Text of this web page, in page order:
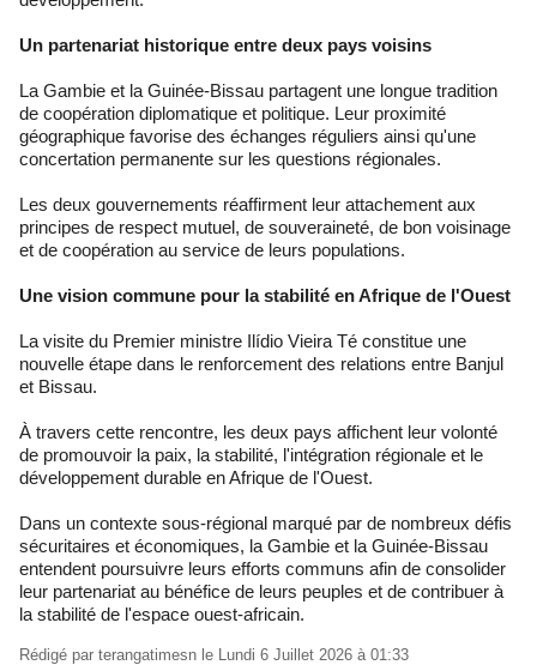
Un partenariat historique entre deux pays voisins
La Gambie et la Guinée-Bissau partagent une longue tradition
de coopération diplomatique et politique. Leur proximité
géographique favorise des échanges réguliers ainsi qu'une
concertation permanente sur les questions régionales.
Les deux gouvernements réaffirment leur attachement aux
principes de respect mutuel, de souveraineté, de bon voisinage
et de coopération au service de leurs populations.
Une vision commune pour la stabilité en Afrique de l'Ouest
La visite du Premier ministre Ilídio Vieira Té constitue une
nouvelle étape dans le renforcement des relations entre Banjul
et Bissau.
À travers cette rencontre, les deux pays affichent leur volonté
de promouvoir la paix, la stabilité, l'intégration régionale et le
développement durable en Afrique de l'Ouest.
Dans un contexte sous-régional marqué par de nombreux défis
sécuritaires et économiques, la Gambie et la Guinée-Bissau
entendent poursuivre leurs efforts communs afin de consolider
leur partenariat au bénéfice de leurs peuples et de contribuer à
la stabilité de l'espace ouest-africain.
Rédigé par terangatimesn le Lundi 6 Juillet 2026 à 01:33